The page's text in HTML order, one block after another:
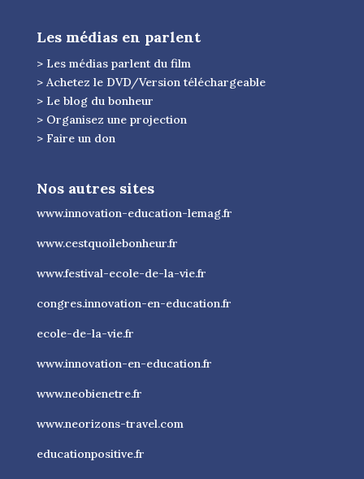
Les médias en parlent
> Les médias parlent du film
> Achetez le DVD/Version téléchargeable
> Le blog du bonheur
> Organisez une projection
> Faire un don
Nos autres sites
www.innovation-education-lemag.fr
www.cestquoilebonheur.fr
www.festival-ecole-de-la-vie.fr
congres.innovation-en-education.fr
ecole-de-la-vie.fr
www.innovation-en-education.fr
www.neobienetre.fr
www.neorizons-travel.com
educationpositive.fr